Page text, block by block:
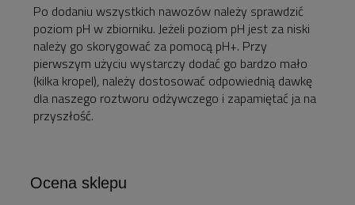
Po dodaniu wszystkich nawozów należy sprawdzić
poziom pH w zbiorniku. Jeżeli poziom pH jest za niski
należy go skorygować za pomocą pH+. Przy
pierwszym użyciu wystarczy dodać go bardzo mało
(kilka kropel), należy dostosować odpowiednią dawkę
dla naszego roztworu odżywczego i zapamiętać ja na
przyszłość.
Ocena sklepu